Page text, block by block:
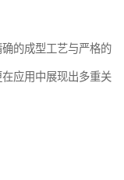
的成型工艺与严格的
应用中展现出多重关